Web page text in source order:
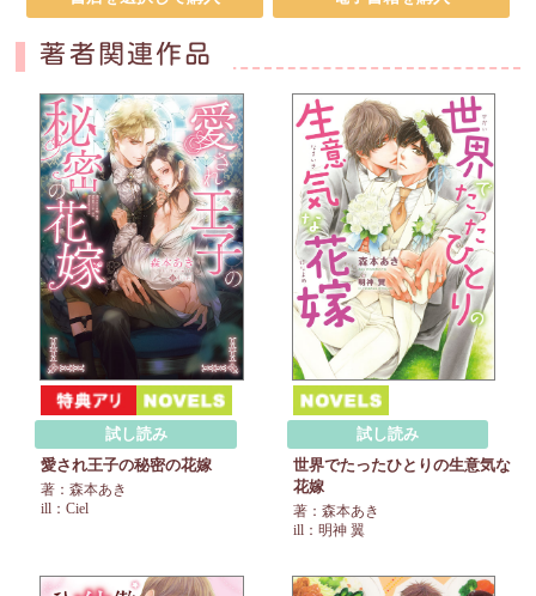
著者関連作品
試し読み
愛され王子の秘密の花嫁
著：森本あき
ill：Ciel
試し読み
世界でたったひとりの生意気な
花嫁
著：森本あき
ill：明神 翼